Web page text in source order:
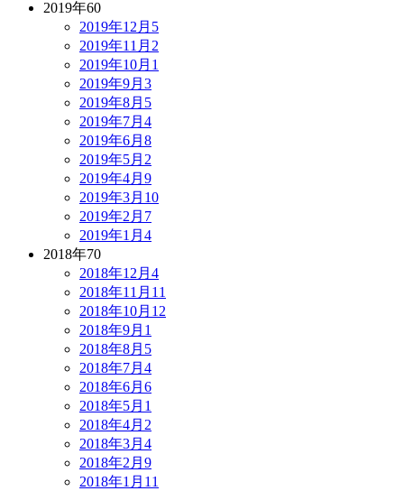
2019年60
2019年12月 5
2019年11月 2
2019年10月 1
2019年9月 3
2019年8月 5
2019年7月 4
2019年6月 8
2019年5月 2
2019年4月 9
2019年3月 10
2019年2月 7
2019年1月 4
2018年70
2018年12月 4
2018年11月 11
2018年10月 12
2018年9月 1
2018年8月 5
2018年7月 4
2018年6月 6
2018年5月 1
2018年4月 2
2018年3月 4
2018年2月 9
2018年1月 11